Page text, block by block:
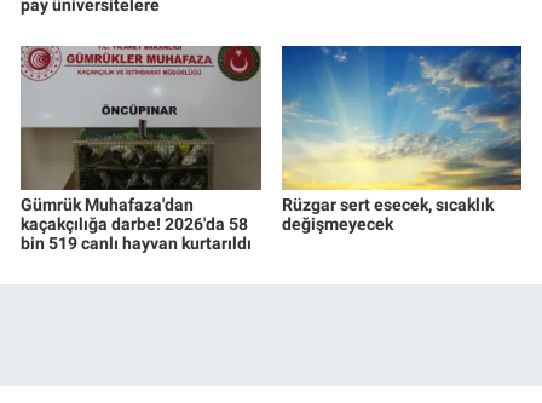
pay üniversitelere
Gümrük Muhafaza'dan
kaçakçılığa darbe! 2026'da 58
bin 519 canlı hayvan kurtarıldı
Rüzgar sert esecek, sıcaklık
değişmeyecek